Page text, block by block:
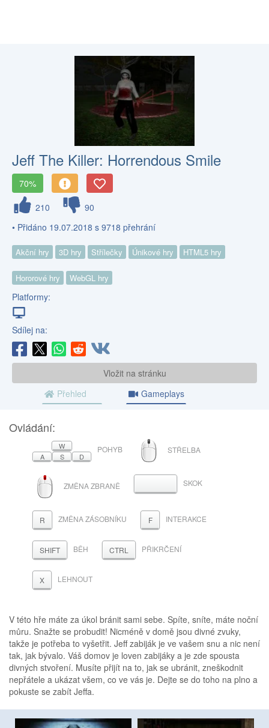
Jeff The Killer: Horrendous Smile
70%
210
90
• Přidáno 19.07.2018 s 9718 přehrání
Akční hry 3D hry Střílečky Únikové hry HTML5 hry
Hororové hry WebGL hry
Platformy:
Sdílej na:
Vložit na stránku
Přehled
Gameplays
Ovládání:
W
A
S D
POHYB MYŠ
STŘELBA
ROLOVACÍ
KOLEČKOZMĚNA ZBRANĚ MEZERNÍKSKOK
R ZMĚNA ZÁSOBNÍKU F INTERAKCE
SHIFT BĚH CTRL PŘIKRČENÍ
X LEHNOUT
V této hře máte za úkol bránit sami sebe. Spíte, sníte, máte noční
můru. Snažte se probudit! Nicméně v domě jsou divné zvuky,
takže je potřeba to vyšetřit. Jeff zabiják je ve vašem snu a nic není
tak, jak bývalo. Váš domov je loven zabijáky a je zde spousta
divných stvoření. Musíte přijít na to, jak se ubránit, zneškodnit
nepřátele a ukázat všem, co ve vás je. Dejte se do toho na plno a
pokuste se zabít Jeffa.